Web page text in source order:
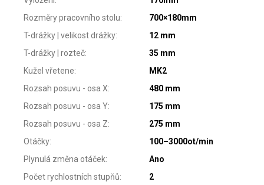
Rozměry pracovního stolu:
700×180mm
T-drážky | velikost drážky:
12 mm
T-drážky | rozteč:
35 mm
Kužel vřetene:
MK2
Rozsah posuvu - osa X:
480 mm
Rozsah posuvu - osa Y:
175 mm
Rozsah posuvu - osa Z:
275 mm
Otáčky:
100–3000ot/min
Plynulá změna otáček:
Ano
Počet rychlostních stupňů:
2